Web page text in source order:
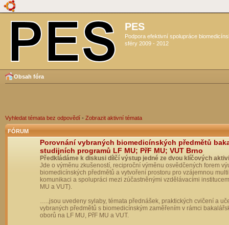
PES
Podpora efektivní spolupráce
sféry 2009 - 2012
Obsah fóra
Vyhledat témata bez odpovědí • Zobrazit aktivní témata
FÓRUM
Porovnání vybraných biomedicínských předmětů
studijních programů LF MU; PřF MU; VUT Brno
Předkládáme k diskusi dílčí výstup jedné ze dvou klíčových
Jde o výměnu zkušeností, reciproční výměnu osvědčených forem
biomedicínských předmětů a vytvoření prostoru pro vzájemnou
komunikaci a spolupráci mezi zúčastněnými vzdělávacími
MU a VUT).
…..jsou uvedeny sylaby, témata přednášek, praktických cvičení a
vybraných předmětů s biomedicínským zaměřením v rámci
oborů na LF MU, PřF MU a VUT.